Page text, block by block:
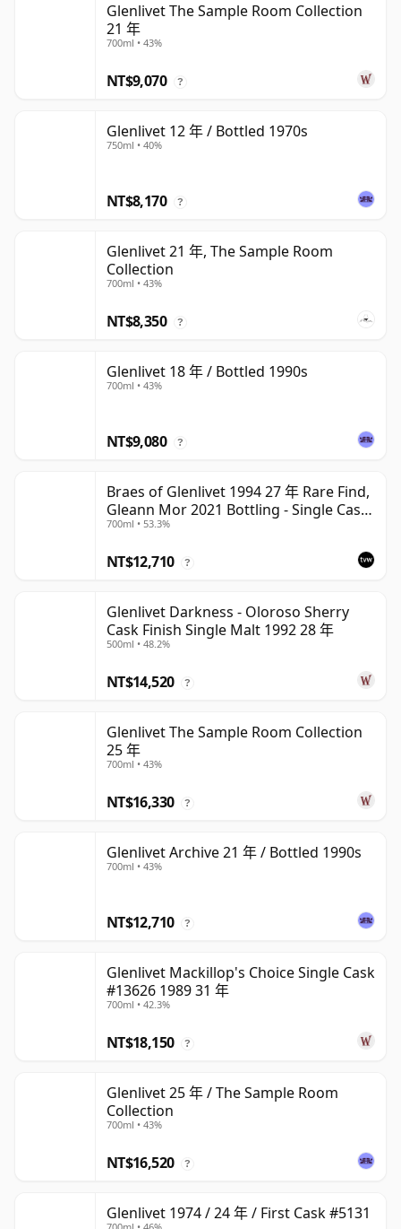
Glenlivet The Sample Room Collection
21 年
700ml • 43%
NT$9,070 ?
Glenlivet 12 年 / Bottled 1970s
750ml • 40%
NT$8,170 ?
Glenlivet 21 年, The Sample Room
Collection
700ml • 43%
NT$8,350 ?
Glenlivet 18 年 / Bottled 1990s
700ml • 43%
NT$9,080 ?
Braes of Glenlivet 1994 27 年 Rare Find,
Gleann Mor 2021 Bottling - Single Cask
165617
700ml • 53.3%
NT$12,710 ?
Glenlivet Darkness - Oloroso Sherry
Cask Finish Single Malt 1992 28 年
500ml • 48.2%
NT$14,520 ?
Glenlivet The Sample Room Collection
25 年
700ml • 43%
NT$16,330 ?
Glenlivet Archive 21 年 / Bottled 1990s
700ml • 43%
NT$12,710 ?
Glenlivet Mackillop's Choice Single Cask
#13626 1989 31 年
700ml • 42.3%
NT$18,150 ?
Glenlivet 25 年 / The Sample Room
Collection
700ml • 43%
NT$16,520 ?
Glenlivet 1974 / 24 年 / First Cask #5131